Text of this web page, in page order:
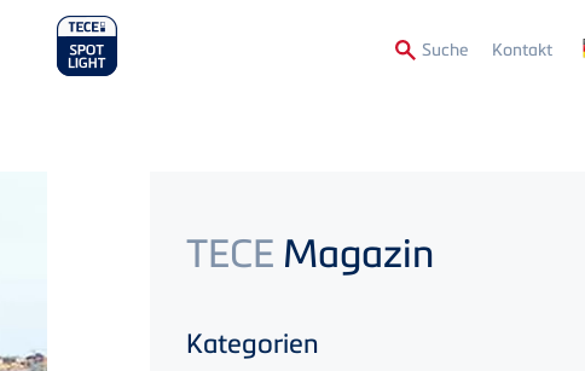
Suche Kontakt
TECE Magazin
Kategorien